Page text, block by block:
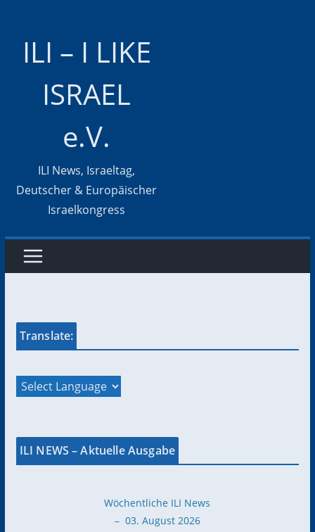
ILI – I LIKE
ISRAEL
e.V.
ILI News, Israeltag,
Deutscher & Europäischer
Israelkongress
Translate:
ILI NEWS – Aktuelle Ausgabe
Wöchentliche ILI News
– 03. August 2026